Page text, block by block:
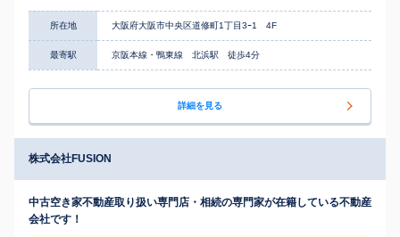
所在地 大阪府大阪市中央区道修町1丁目3ｰ1 4F
最寄駅 京阪本線・鴨東線 北浜駅 徒歩4分
詳細を見る
株式会社FUSION
中古空き家不動産取り扱い専門店・相続の専門家が在籍している不動産
会社です！